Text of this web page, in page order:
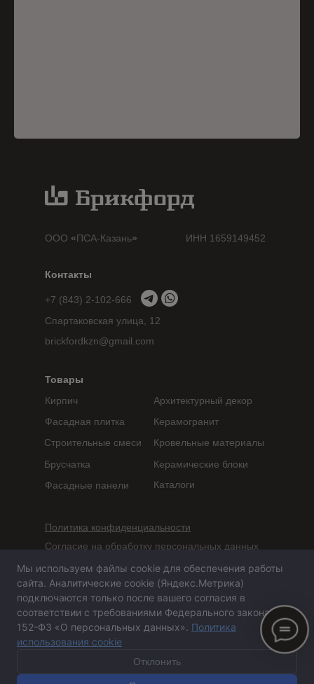
ИНН 1659149452
Согласие на обработку персональных данных
Политика конфиденциальности
Фасадная плитка
Кирпич Архитектурный декор
Фасадные панели
Керамогранит
Строительные смеси
Каталоги
Товары
Контакты
Брусчатка
+7 (843) 2-102-666
ООО «ПСА-Казань»
Кровельные материалы
Керамические блоки
Сайт не является публичной офертой,
определяемой положениями статьи 437 ГК РФ
brickfordkzn@gmail.com
Спартаковская улица, 12
Мы используем файлы cookie для обеспечения работы
сайта. Аналитические cookie (Яндекс.Метрика)
подключаются только после вашего согласия в
соответствии с требованиями Федерального закона №
152-ФЗ «О персональных данных». Политика
использования cookie
Отклонить